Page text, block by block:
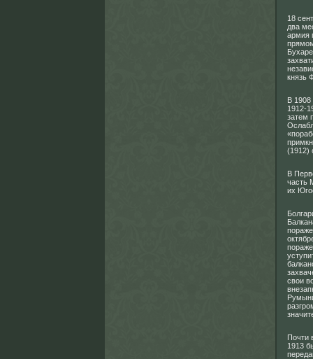
18
два
армия
князь
В 1908
1912-
затем
(1912)
В
часть
их
свои
Почти
1913